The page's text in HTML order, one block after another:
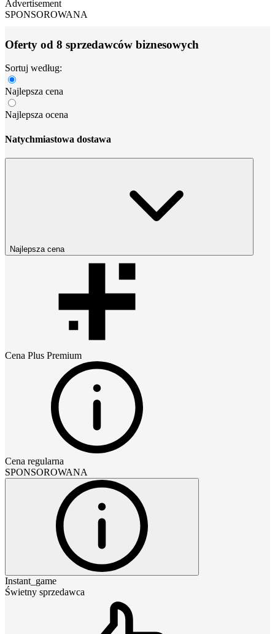
Advertisement
SPONSOROWANA
Oferty od 8 sprzedawców biznesowych
Sortuj według:
Najlepsza cena
Najlepsza ocena
Natychmiastowa dostawa
Najlepsza cena
Cena Plus Premium
Cena regularna
SPONSOROWANA
Instant_game
Świetny sprzedawca